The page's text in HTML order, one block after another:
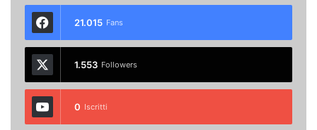
21.015 Fans
1.553 Followers
0 Iscritti